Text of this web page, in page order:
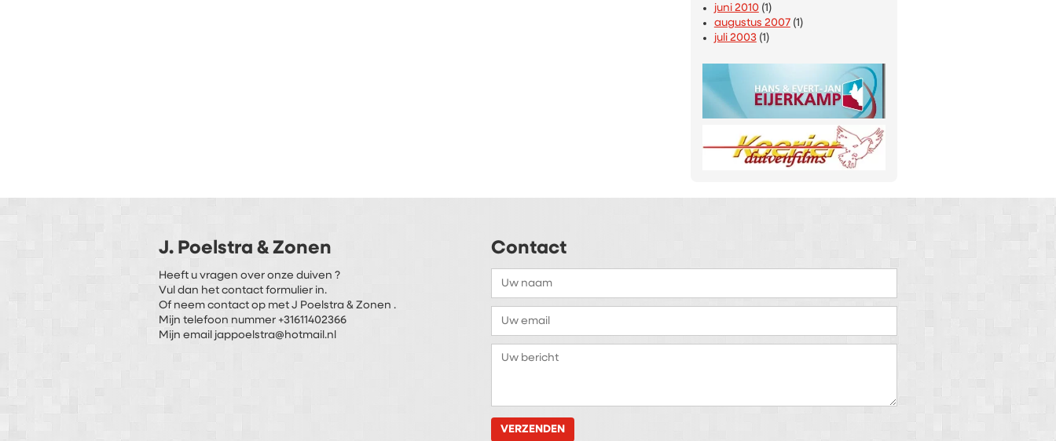
juni 2010(1)
augustus 2007(1)
juli 2003(1)
J. Poelstra & Zonen
Heeft u vragen over onze duiven ?
Vul dan het contact formulier in.
Of neem contact op met J Poelstra & Zonen .
Mijn telefoon nummer +31611402366
Mijn email jappoelstra@hotmail.nl
Contact